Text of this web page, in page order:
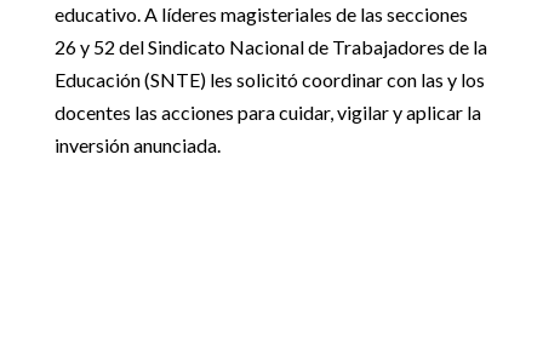
educativo. A líderes magisteriales de las secciones
26 y 52 del Sindicato Nacional de Trabajadores de la
Educación (SNTE) les solicitó coordinar con las y los
docentes las acciones para cuidar, vigilar y aplicar la
inversión anunciada.